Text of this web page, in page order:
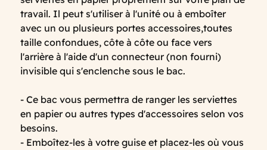
travail. Il peut s'utiliser à l'unité ou à emboîter
avec un ou plusieurs portes accessoires,toutes
taille confondues, côte à côte ou face vers
l'arrière à l'aide d'un connecteur (non fourni)
invisible qui s'enclenche sous le bac.
- Ce bac vous permettra de ranger les serviettes
en papier ou autres types d'accessoires selon vos
besoins.
- Emboîtez-les à votre guise et placez-les où vous